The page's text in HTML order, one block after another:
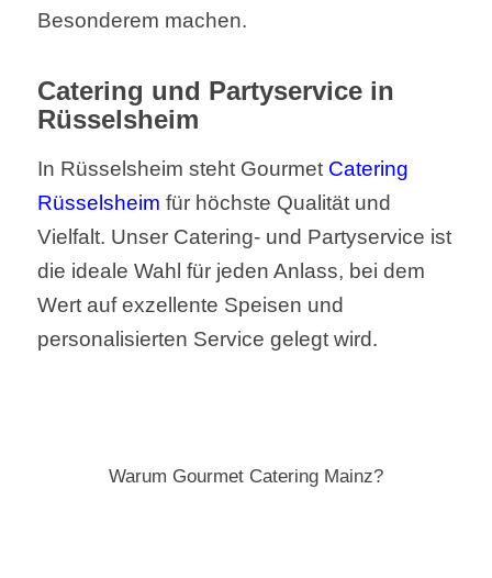
Besonderem machen.
Catering und Partyservice in
Rüsselsheim
In Rüsselsheim steht Gourmet Catering
Rüsselsheim für höchste Qualität und
Vielfalt. Unser Catering- und Partyservice ist
die ideale Wahl für jeden Anlass, bei dem
Wert auf exzellente Speisen und
personalisierten Service gelegt wird.
Warum Gourmet Catering Mainz?